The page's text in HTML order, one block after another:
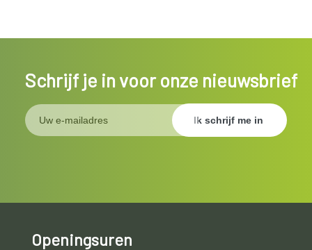
Schrijf je in voor onze nieuwsbrief
Openingsuren